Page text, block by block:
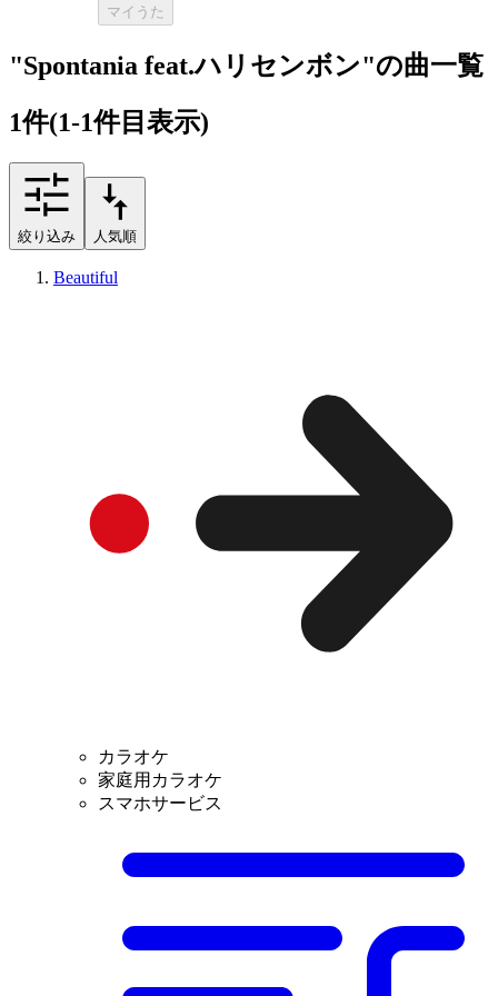
マイうた
"Spontania feat.ハリセンボン"の曲一覧
1件(1-1件目表示)
絞り込み 人気順
Beautiful
カラオケ
家庭用カラオケ
スマホサービス